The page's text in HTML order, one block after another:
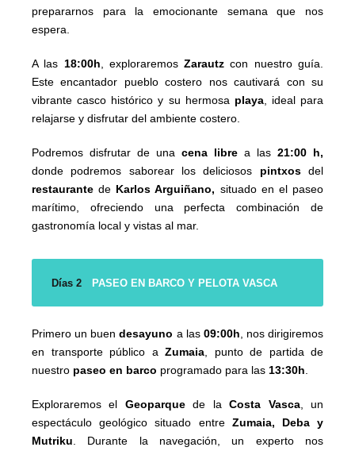
prepararnos para la emocionante semana que nos
espera.
A las 18:00h , exploraremosZarautz con nuestro guía.
Este encantador pueblo costero nos cautivará con su
vibrante casco histórico y su hermosa playa, ideal para
relajarse y disfrutar del ambiente costero.
Podremos disfrutar de una cena libre a las 21:00 h,
donde podremos saborear los deliciosos pintxosdel
restaurante de Karlos Arguiñano, situado en el paseo
marítimo, ofreciendo una perfecta combinación de
gastronomía local y vistas al mar.
Días 2 PASEO EN BARCO Y PELOTA VASCA
Primero un buendesayuno a las 09:00h , nos dirigiremos
en transporte público a Zumaia , punto de partida de
nuestro paseo en barco programado para las 13:30h
Exploraremos el Geoparquede laCosta Vasca, un
espectáculo geológico situado entre Zumaia, Deba y
Mutriku . Durante la navegación, un experto nos